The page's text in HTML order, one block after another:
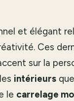
et élégant
Ces
sur la
intérieurs
le carrelage